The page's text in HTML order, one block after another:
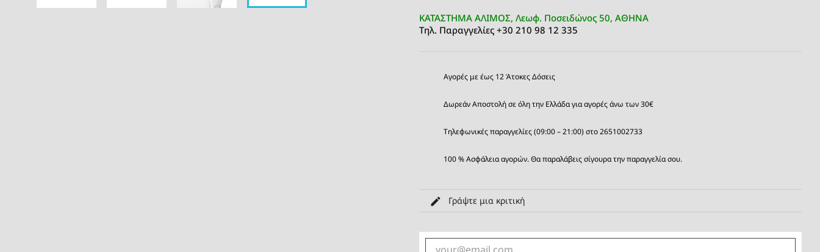
ΚΑΤΑΣΤΗΜΑ ΑΛΙΜΟΣ, Λεωφ. Ποσειδώνος 50, ΑΘΗΝΑ
Τηλ. Παραγγελίες +30 210 98 12 335
Αγορές με έως 12 Άτοκες Δόσεις
Δωρεάν Αποστολή σε όλη την Ελλάδα για αγορές άνω των 30€
Τηλεφωνικές παραγγελίες (09:00 – 21:00) στο 2651002733
100 % Ασφάλεια αγορών. Θα παραλάβεις σίγουρα την παραγγελία σου.
Γράψτε μια κριτική